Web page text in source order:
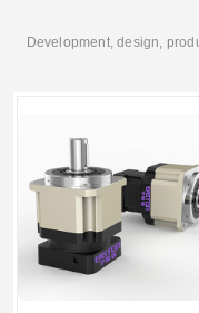
Development, design,